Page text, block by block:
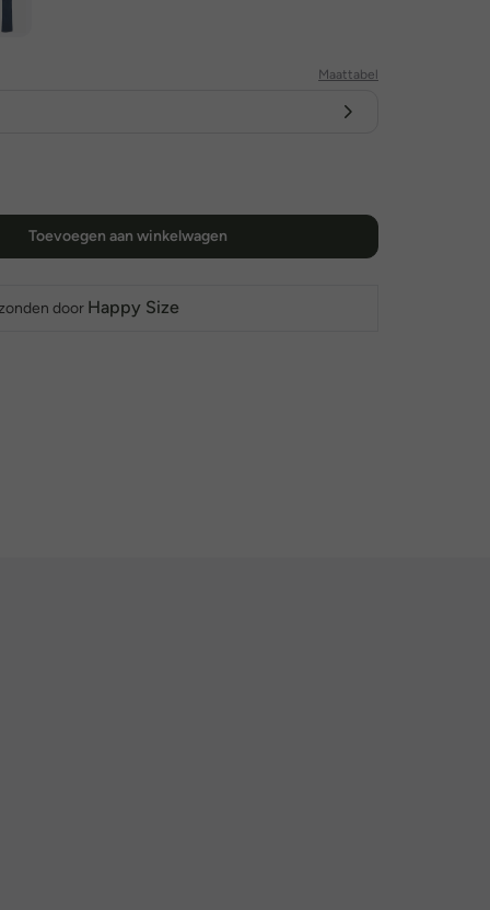
Maattabel
Toevoegen aan winkelwagen
door Happy Size